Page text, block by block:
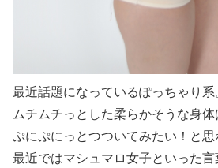
最近話題になっているぽっちゃり系
ムチムチっとした柔らかそうな身
ぷにぷにっとつついてみたい！と思
最近ではマシュマロ女子といった